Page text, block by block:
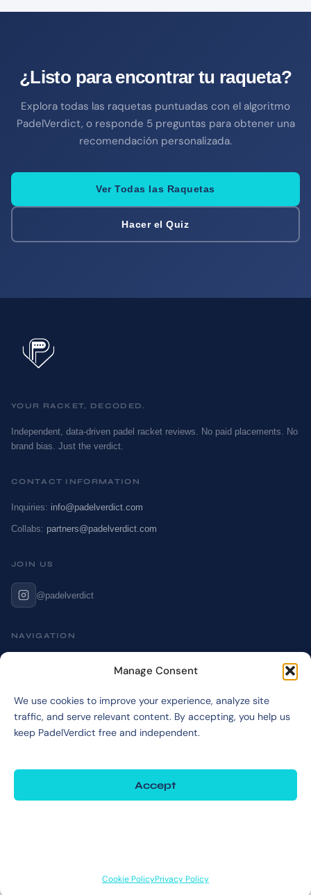
Manage Consent
We use cookies to improve your experience, analyze site
traffic, and serve relevant content. By accepting, you help us
keep PadelVerdict free and independent.
Accept
Cookie PolicyPrivacy Policy
¿Listo para encontrar tu raqueta?
Explora todas las raquetas puntuadas con el algoritmo
PadelVerdict, o responde 5 preguntas para obtener una
recomendación personalizada.
Ver Todas las Raquetas
Hacer el Quiz
YOUR RACKET, DECODED.
Independent, data-driven padel racket reviews. No paid placements. No
brand bias. Just the verdict.
CONTACT INFORMATION
Inquiries: info@padelverdict.com
Collabs: partners@padelverdict.com
JOIN US
@padelverdict
NAVIGATION
Terms & Disclaimer
Privacy Policy
PadelVerdict participates in affiliate programs. Links marked may earn a commission